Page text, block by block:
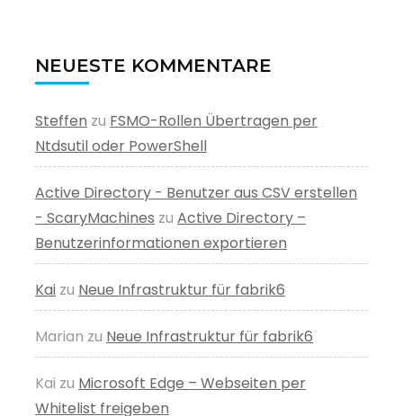
NEUESTE KOMMENTARE
Steffen zu FSMO-Rollen Übertragen per
Ntdsutil oder PowerShell
Active Directory - Benutzer aus CSV erstellen
- ScaryMachines zu Active Directory –
Benutzerinformationen exportieren
Kai zu Neue Infrastruktur für fabrik6
Marian zu Neue Infrastruktur für fabrik6
Kai zu Microsoft Edge – Webseiten per
Whitelist freigeben